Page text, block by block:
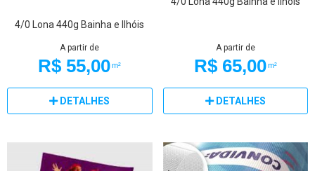
4/0 Lona 440g Bainha e Ilhóis
A partir de
R$ 55,00m²
DETALHES
A partir de
R$ 65,00m²
DETALHES